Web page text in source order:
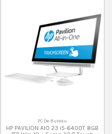
PC De Bureau
HP PAVILION AIO 23 i5-6400T 8GB